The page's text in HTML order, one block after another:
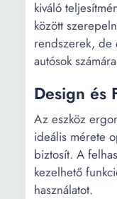
kiváló
között
rendszerek, de
autósok
Design és
Az eszköz
ideális mérete
biztosít. A
kezelhető
használatot.